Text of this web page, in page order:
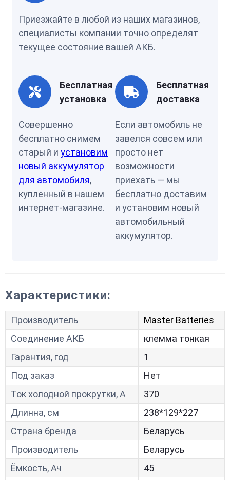
Приезжайте в любой из наших магазинов,
специалисты компании точно определят
текущее состояние вашей АКБ.
Бесплатная
установка
Совершенно
бесплатно снимем
старый и установим
новый аккумулятор
для автомобиля,
купленный в нашем
интернет-магазине.
Бесплатная
доставка
Если автомобиль не
завелся совсем или
просто нет
возможности
приехать — мы
бесплатно доставим
и установим новый
автомобильный
аккумулятор.
Характеристики:
Производитель
Master Batteries
Соединение АКБ
клемма тонкая
Гарантия, год
1
Под заказ
Нет
Ток холодной прокрутки, A
370
Длинна, см
238*129*227
Страна бренда
Беларусь
Производитель
Беларусь
Ёмкость, Ач
45